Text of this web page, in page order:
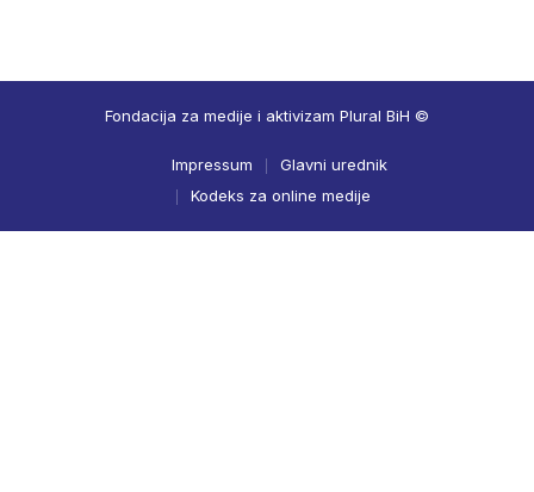
Fondacija za medije i aktivizam Plural BiH ©
Impressum
Glavni urednik
Kodeks za online medije